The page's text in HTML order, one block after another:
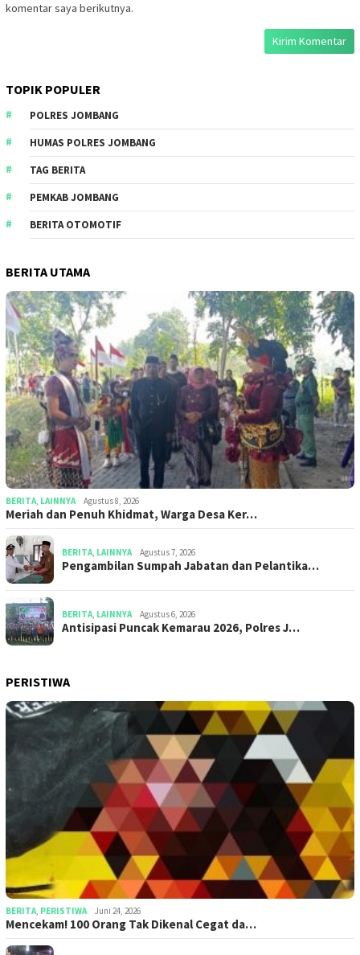
komentar saya berikutnya.
TOPIK POPULER
POLRES JOMBANG
HUMAS POLRES JOMBANG
TAG BERITA
PEMKAB JOMBANG
BERITA OTOMOTIF
BERITA UTAMA
BERITA, LAINNYA Agustus 8, 2026
Meriah dan Penuh Khidmat, Warga Desa Ker…
BERITA, LAINNYA Agustus 7, 2026
Pengambilan Sumpah Jabatan dan Pelantika…
BERITA, LAINNYA Agustus 6, 2026
Antisipasi Puncak Kemarau 2026, Polres J…
PERISTIWA
BERITA, PERISTIWA Juni 24, 2026
Mencekam! 100 Orang Tak Dikenal Cegat da…